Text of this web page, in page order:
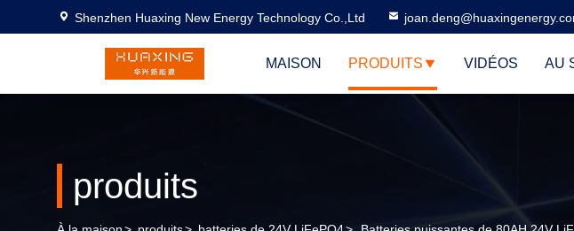
Shenzhen Huaxing New Energy Technology Co.,Ltd
MAISON PRODUITS VIDÉOS AU
produits